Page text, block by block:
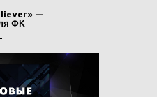
—
ФК